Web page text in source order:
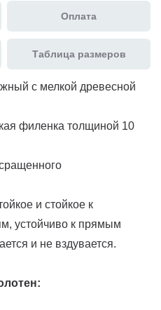
Оплата
Таблица размеров
с мелкой древесной
филенка толщиной 10
и стойкое к
устойчиво к прямым
и не вздувается.